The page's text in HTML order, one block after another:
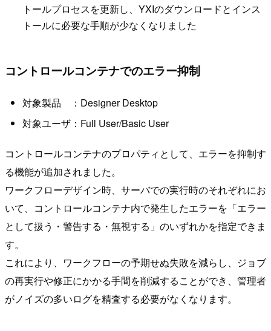
トールプロセスを更新し、YXIのダウンロードとインス
トールに必要な手順が少なくなりました
コントロールコンテナでのエラー抑制
対象製品 ：Designer Desktop
対象ユーザ：Full User/Basic User
コントロールコンテナのプロパティとして、エラーを抑制す
る機能が追加されました。
ワークフローデザイン時、サーバでの実行時のそれぞれにお
いて、コントロールコンテナ内で発生したエラーを「エラー
として扱う・警告する・無視する」のいずれかを指定できま
す。
これにより、ワークフローの予期せぬ失敗を減らし、ジョブ
の再実行や修正にかかる手間を削減することができ、管理者
がノイズの多いログを精査する必要がなくなります。